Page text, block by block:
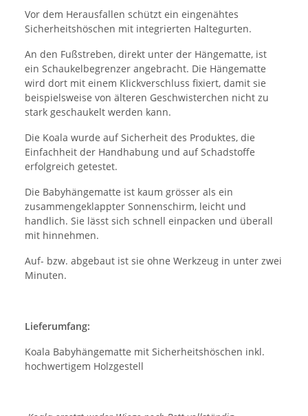
Vor dem Herausfallen schützt ein eingenähtes
Sicherheitshöschen mit integrierten Haltegurten.
An den Fußstreben, direkt unter der Hängematte, ist
ein Schaukelbegrenzer angebracht. Die Hängematte
wird dort mit einem Klickverschluss fixiert, damit sie
beispielsweise von älteren Geschwisterchen nicht zu
stark geschaukelt werden kann.
Die Koala wurde auf Sicherheit des Produktes, die
Einfachheit der Handhabung und auf Schadstoffe
erfolgreich getestet.
Die Babyhängematte ist kaum grösser als ein
zusammengeklappter Sonnenschirm, leicht und
handlich. Sie lässt sich schnell einpacken und überall
mit hinnehmen.
Auf- bzw. abgebaut ist sie ohne Werkzeug in unter zwei
Minuten.
Lieferumfang:
Koala Babyhängematte mit Sicherheitshöschen inkl.
hochwertigem Holzgestell